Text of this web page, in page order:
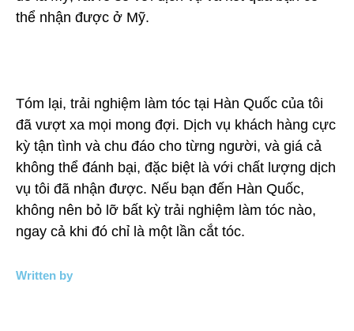
thể nhận được ở Mỹ.
Tóm lại, trải nghiệm làm tóc tại Hàn Quốc của tôi
đã vượt xa mọi mong đợi. Dịch vụ khách hàng cực
kỳ tận tình và chu đáo cho từng người, và giá cả
không thể đánh bại, đặc biệt là với chất lượng dịch
vụ tôi đã nhận được. Nếu bạn đến Hàn Quốc,
không nên bỏ lỡ bất kỳ trải nghiệm làm tóc nào,
ngay cả khi đó chỉ là một lần cắt tóc.
Written by